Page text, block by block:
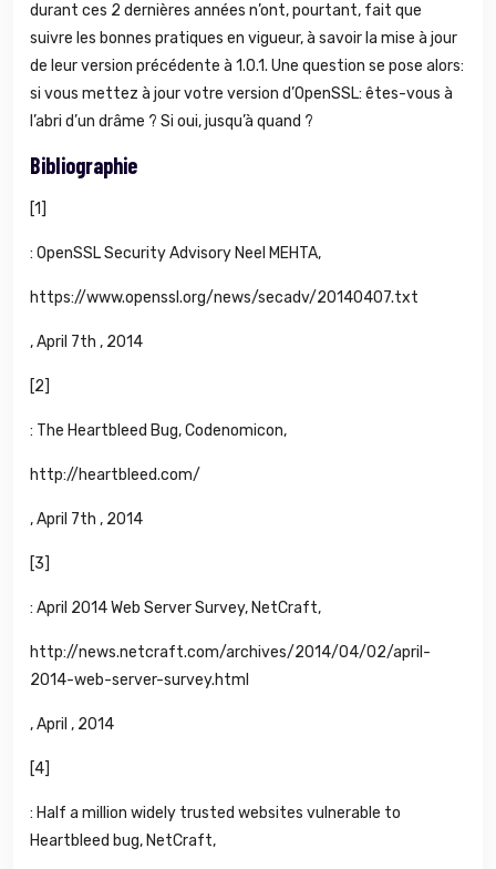
durant ces 2 dernières années n’ont, pourtant, fait que
suivre les bonnes pratiques en vigueur, à savoir la mise à jour
de leur version précédente à 1.0.1. Une question se pose alors:
si vous mettez à jour votre version d’OpenSSL: êtes-vous à
l’abri d’un drâme ? Si oui, jusqu’à quand ?
Bibliographie
[1]
: OpenSSL Security Advisory Neel MEHTA,
https://www.openssl.org/news/secadv/20140407.txt
, April 7th , 2014
[2]
: The Heartbleed Bug, Codenomicon,
http://heartbleed.com/
, April 7th , 2014
[3]
: April 2014 Web Server Survey, NetCraft,
http://news.netcraft.com/archives/2014/04/02/april-
2014-web-server-survey.html
, April , 2014
[4]
: Half a million widely trusted websites vulnerable to
Heartbleed bug, NetCraft,